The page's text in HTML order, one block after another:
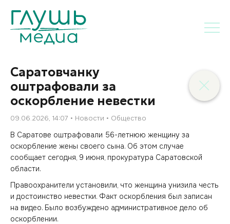
Саратовчанку
оштрафовали за
оскорбление невестки
09.06.2026, 14:07 Новости Общество
В Саратове оштрафовали 56-летнюю женщину за
оскорбление жены своего сына. Об этом случае
сообщает сегодня, 9 июня, прокуратура Саратовской
области.
Правоохранители установили, что женщина унизила честь
и достоинство невестки. Факт оскорбления был записан
на видео. Было возбуждено административное дело об
оскорблении.